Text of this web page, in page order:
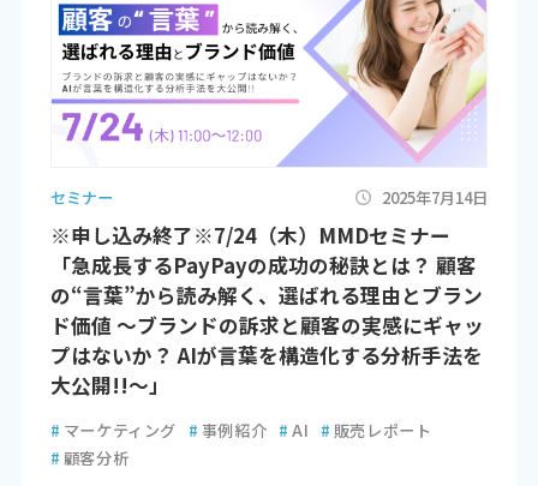
セミナー 2025年7月14日
※申し込み終了※7/24（木）MMDセミナー
「急成長するPayPayの成功の秘訣とは？ 顧客
の“言葉”から読み解く、選ばれる理由とブラン
ド価値 ～ブランドの訴求と顧客の実感にギャッ
プはないか？ AIが言葉を構造化する分析手法を
大公開!!～」
# マーケティング # 事例紹介 # AI # 販売レポート
# 顧客分析